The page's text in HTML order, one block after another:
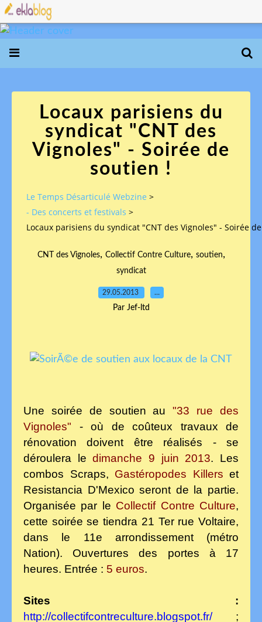
Locaux parisiens du
syndicat "CNT des
Vignoles" - Soirée de
soutien !
Le Temps Désarticulé Webzine >
- Des concerts et festivals >
Locaux parisiens du syndicat "CNT des Vignoles" - Soirée
CNT des Vignoles, Collectif Contre Culture, soutien,
syndicat
29.05.2013 …
Par Jef-ltd
Une soirée de soutien au "33 rue des
Vignoles" - où de coûteux travaux de
rénovation doivent être réalisés - se
déroulera ledimanche 9 juin 2013. Les
combos Scraps, Gastéropodes Killers et
Resistancia D'Mexico seront de la partie.
Organisée par le Collectif Contre Culture,
cette soirée se tiendra 21 Ter rue Voltaire,
dans le 11e arrondissement (métro
Nation). Ouvertures des portes à 17
heures. Entrée : 5 euros.
Sites :
http://collectifcontreculture.blogspot.fr/;